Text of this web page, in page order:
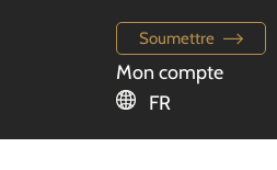
Soumettre
Mon compte
FR